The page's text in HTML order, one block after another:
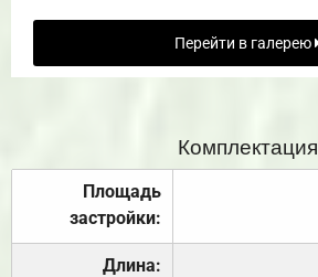
Перейти в галерею
Комплектация
Площадь
застройки:
Длина: